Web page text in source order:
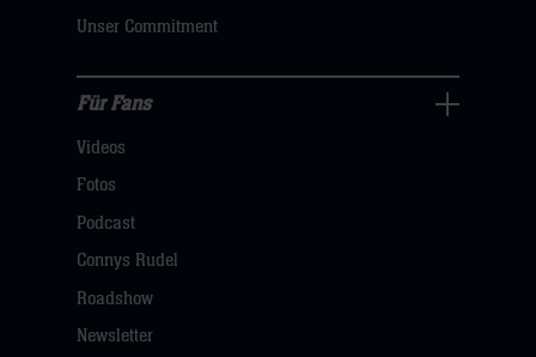
hier
Unser Commitment
Fans
Navigation
öffnen,
dann
hier
Für Fans
Videos
Fotos
Podcast
Connys Rudel
Roadshow
Newsletter